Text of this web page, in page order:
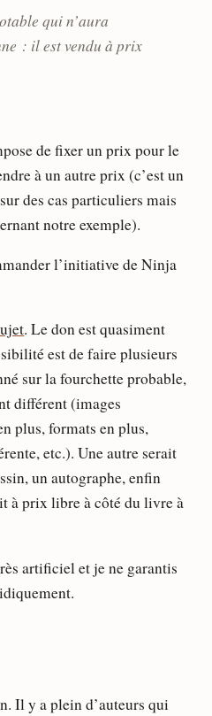
qui n’aura
: il est vendu à prix
de fixer un prix pour le
à un autre prix (c’est un
des cas particuliers mais
notre exemple).
l’initiative de Ninja
. Le don est quasiment
est de faire plusieurs
sur la fourchette probable,
différent (images
plus, formats en plus,
etc.). Une autre serait
un autographe, enfin
à prix libre à côté du livre à
artificiel et je ne garantis
Il y a plein d’auteurs qui